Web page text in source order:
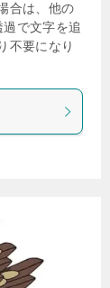
合は、他の
で文字を追
不要になり